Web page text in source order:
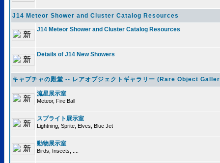
J14 Meteor Shower and Cluster Catalog Resources
J14 Meteor Shower and Cluster Catalog Resources
Details of J14 New Showers
キャプチャの殿堂 -- レアオブジェクトギャラリー (Rare Object
流星展示室
Meteor, Fire Ball
スプライト展示室
Lightning, Sprite, Elves, Blue Jet
動物展示室
Birds, Insects, ....